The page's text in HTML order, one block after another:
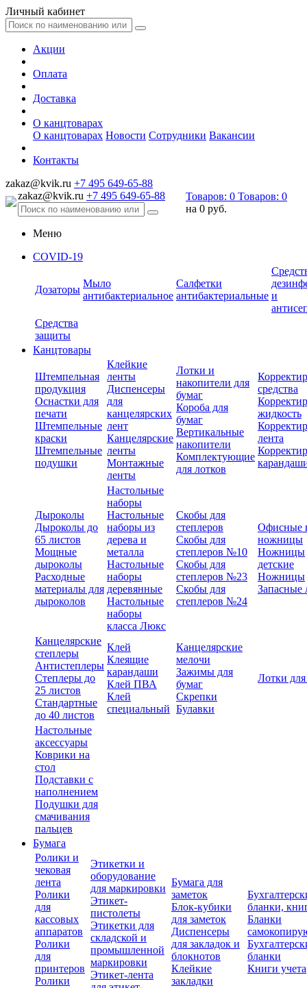
Личный кабинет
Акции
Оплата
Доставка
О канцтоварах
О канцтоварах Новости Сотрудники Вакансии
Контакты
zakaz@kvik.ru +7 495 649-65-88
zakaz@kvik.ru +7 495 649-65-88 Товаров: 0 Товаров: 0
на 0 руб.
Меню
COVID-19
Дозаторы
Мыло
антибактериальное
Салфетки
антибактериальные и
Средства
защиты
Канцтовары
Штемпельная
продукция
Оснастки для
печати
Штемпельные
краски
Штемпельные
подушки
Клейкие
ленты
Диспенсеры
для
канцелярских
лент
Канцелярские
ленты
Монтажные
ленты
Лотки и
накопители для
бумаг
Короба для
бумаг
Вертикальные
накопители
Комплектующие
для лотков
средства
жидкость
лента
Дыроколы
Дыроколы до
65 листов
Мощные
дыроколы
Расходные
материалы для
дыроколов
Настольные
наборы
Настольные
наборы из
дерева и
металла
Настольные
наборы
деревянные
Настольные
наборы
класса Люкс
Скобы для
степлеров
Скобы для
степлеров №10
Скобы для
степлеров №23
Скобы для
степлеров №24
Офисные
ножницы
Ножницы
детские
Ножницы
Запасные
Канцелярские
степлеры
Антистеплеры
Степлеры до
25 листов
Стандартные
до 40 листов
Клей
Клеящие
карандаши
Клей ПВА
Клей
специальный
Канцелярские
мелочи
Зажимы для
бумаг
Скрепки
Булавки
Лотки
Настольные
аксессуары
Коврики на
стол
Подставки с
наполнением
Подушки для
смачивания
пальцев
Бумага
Ролики и
чековая
лента
Ролики
для
кассовых
аппаратов
Ролики
для
принтеров
Ролики
Этикетки и
оборудование
для маркировки
Этикет-
пистолеты
Этикетки для
складской и
промышленной
маркировки
Этикет-лента
Бумага для
заметок
Блок-кубики
для заметок
Диспенсеры
для закладок и
блокнотов
Клейкие
закладки
бланки,
Бланки
бланки
Книги учета